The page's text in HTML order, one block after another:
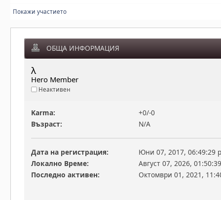
Покажи участието
ОБЩА ИНФОРМАЦИЯ
λ
Hero Member
Неактивен
Karma:
+0/-0
Възраст:
N/A
Дата на регистрация:
Юни 07, 2017, 06:49:29
Локално Време:
Август 07, 2026,
Последно активен:
Октомври 01, 2021,